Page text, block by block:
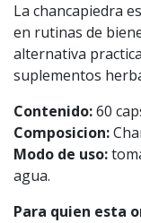
La chancapiedra
en rutinas de
alternativa
suplementos
Contenido:60
Composicion:
Modo de uso:
agua.
Para quien esta